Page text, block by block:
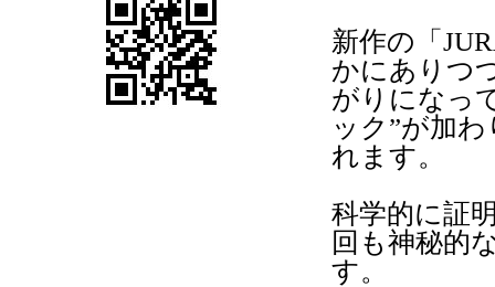
新作の「
かにありつ
がりになっ
ック”が加
れます。
科学的に証
回も神秘的
す。